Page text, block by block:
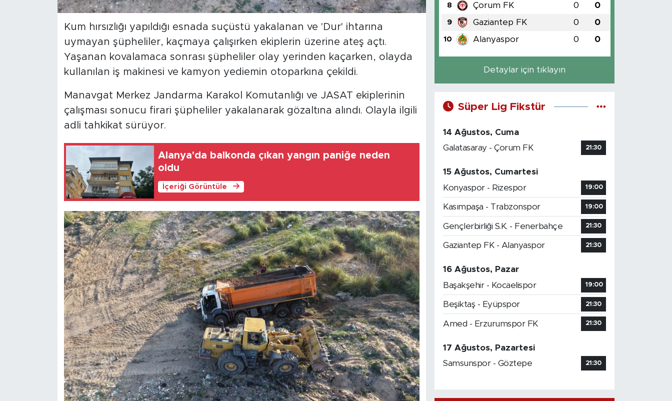
Kum hırsızlığı yapıldığı esnada suçüstü yakalanan ve 'Dur' ihtarına
uymayan şüpheliler, kaçmaya çalışırken ekiplerin üzerine ateş açtı.
Yaşanan kovalamaca sonrası şüpheliler olay yerinden kaçarken, olayda
kullanılan iş makinesi ve kamyon yediemin otoparkına çekildi.
Manavgat Merkez Jandarma Karakol Komutanlığı ve JASAT ekiplerinin
çalışması sonucu firari şüpheliler yakalanarak gözaltına alındı. Olayla ilgili
adli tahkikat sürüyor.
Alanya'da balkonda çıkan yangın paniğe neden
oldu
İçeriği Görüntüle
8 Çorum FK 0 0
9 Gaziantep FK 0 0
10 Alanyaspor 0 0
Detaylar için tıklayın
Süper Lig Fikstür
14 Ağustos, Cuma
Galatasaray - Çorum FK
21:30
15 Ağustos, Cumartesi
Konyaspor - Rizespor
19:00
Kasımpaşa - Trabzonspor 19:00
Gençlerbirliği S.K. - Fenerbahçe 21:30
Gaziantep FK - Alanyaspor 21:30
16 Ağustos, Pazar
Başakşehir - Kocaelispor
19:00
Beşiktaş - Eyüpspor 21:30
Amed - Erzurumspor FK 21:30
17 Ağustos, Pazartesi
Samsunspor - Göztepe
21:30